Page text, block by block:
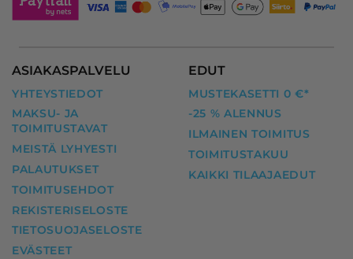
ASIAKASPALVELU
YHTEYSTIEDOT
MAKSU- JA
TOIMITUSTAVAT
MEISTÄ LYHYESTI
PALAUTUKSET
TOIMITUSEHDOT
REKISTERISELOSTE
TIETOSUOJASELOSTE
EVÄSTEET
EDUT
MUSTEKASETTI 0 €*
-25 % ALENNUS
ILMAINEN TOIMITUS
TOIMITUSTAKUU
KAIKKI TILAAJAEDUT